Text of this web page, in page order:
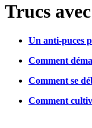
Trucs
Un anti-puces
Comment
Comment se
Comment